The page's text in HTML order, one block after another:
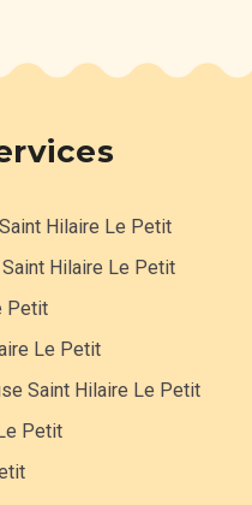
Hilaire Le Petit
Hilaire Le Petit
Petit
Le Petit
Saint Hilaire Le Petit
Petit